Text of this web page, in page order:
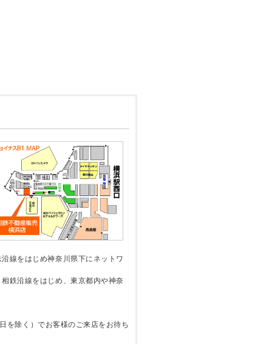
線をはじめ神奈川県下にネットワ
鉄沿線をはじめ、東京都内や神奈
を除く）でお客様のご来店をお待ち